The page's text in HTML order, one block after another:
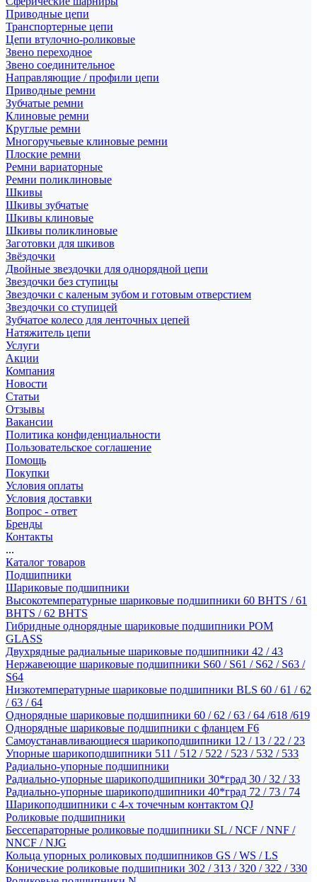
Приводные цепи
Транспортерные цепи
Цепи втулочно-роликовые
Звено переходное
Звено соединительное
Направляющие / профили цепи
Приводные ремни
Зубчатые ремни
Клиновые ремни
Круглые ремни
Многоручьевые клиновые ремни
Плоские ремни
Ремни вариаторные
Ремни поликлиновые
Шкивы
Шкивы зубчатые
Шкивы клиновые
Шкивы поликлиновые
Заготовки для шкивов
Звёздочки
Двойные звездочки для однорядной цепи
Звездочки без ступицы
Звездочки с каленым зубом и готовым отверстием
Звездочки со ступицей
Зубчатое колесо для ленточных цепей
Натяжитель цепи
Услуги
Акции
Компания
Новости
Статьи
Отзывы
Вакансии
Политика конфиденциальности
Пользовательское соглашение
Помощь
Покупки
Условия оплаты
Условия доставки
Вопрос - ответ
Бренды
Контакты
...
Каталог товаров
Подшипники
Шариковые подшипники
Высокотемпературные шариковые подшипники 60 BHTS / 61
BHTS / 62 BHTS
Гибридные однорядные шариковые подшипники POM
GLASS
Двухрядные радиальные шариковые подшипники 42 / 43
Нержавеющие шариковые подшипники S60 / S61 / S62 / S63 /
S64
Низкотемпературные шариковые подшипники BLS 60 / 61 / 62
/ 63 / 64
Однорядные шариковые подшипники 60 / 62 / 63 / 64 /618 /619
Однорядные шариковые подшипники с фланцем F6
Самоустанавливающиеся шарикоподшипники 12 / 13 / 22 / 23
Упорные шарикоподшипники 511 / 512 / 522 / 523 / 532 / 533
Радиально-упорные подшипники
Радиально-упорные шарикоподшипники 30*град 30 / 32 / 33
Радиально-упорные шарикоподшипники 40*град 72 / 73 / 74
Шарикоподшипники с 4-х точечным контактом QJ
Роликовые подшипники
Бессепараторные роликовые подшипники SL / NCF / NNF /
NNCF / NJG
Кольца упорных роликовых подшипников GS / WS / LS
Конические роликовые подшипники 302 / 313 / 320 / 322 / 330